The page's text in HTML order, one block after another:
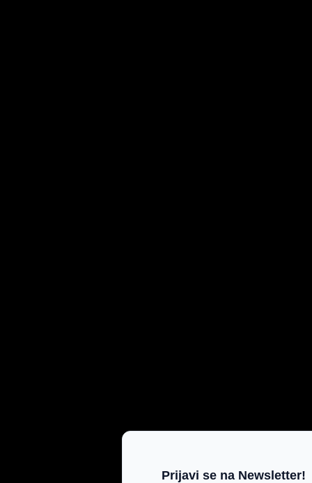
Prijavi se na Newsletter!